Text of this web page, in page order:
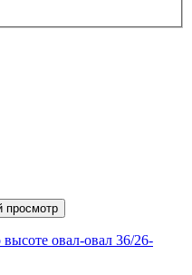
просмотр
овал-овал 36/26-